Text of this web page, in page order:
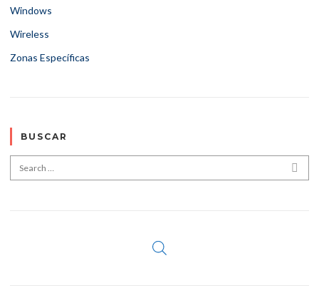
Windows
Wireless
Zonas Específicas
BUSCAR
Search for: